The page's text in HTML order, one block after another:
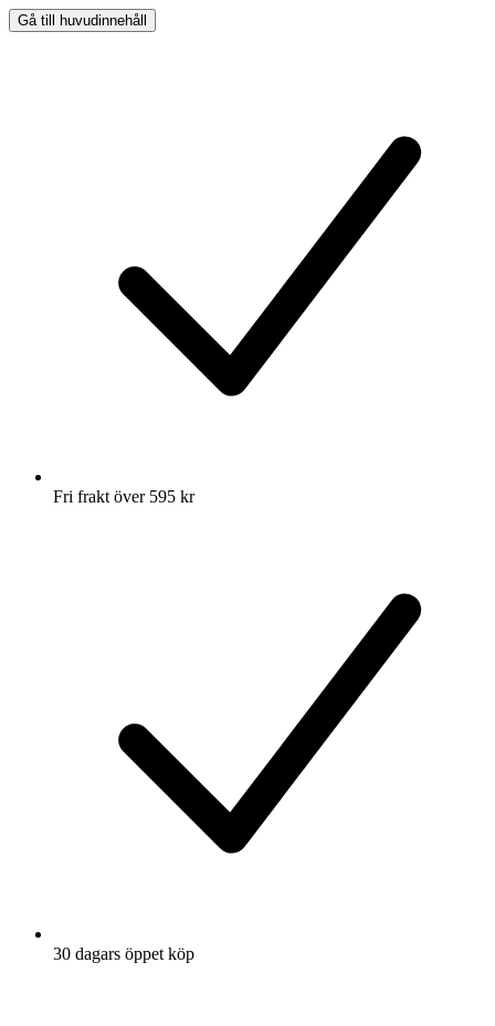
Gå till huvudinnehåll
Fri frakt över 595 kr
30 dagars öppet köp